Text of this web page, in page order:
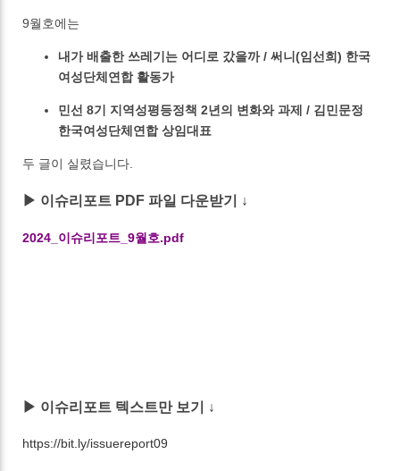
9월호에는
내가 배출한 쓰레기는 어디로 갔을까 / 써니(임선희) 한국
여성단체연합 활동가
민선 8기 지역성평등정책 2년의 변화와 과제 / 김민문정
한국여성단체연합 상임대표
두 글이 실렸습니다.
▶ 이슈리포트 PDF 파일 다운받기 ↓
2024_이슈리포트_9월호.pdf
▶ 이슈리포트 텍스트만 보기 ↓
https://bit.ly/issuereport09